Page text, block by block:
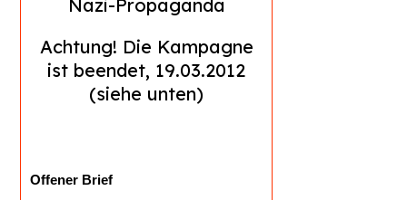
Nazi-Propaganda
Achtung! Die Kampagne
ist beendet, 19.03.2012
(siehe unten)
Offener Brief